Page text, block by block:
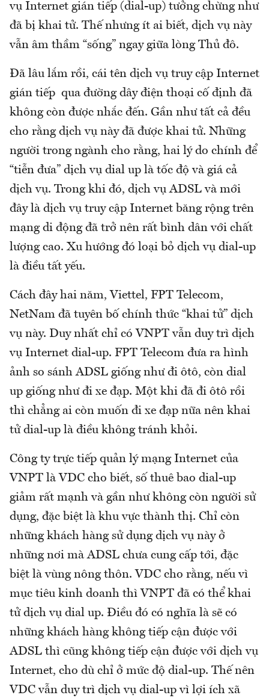
vụ Internet gián tiếp (dial-up) tưởng chừng như
đã bị khai tử. Thế nhưng ít ai biết, dịch vụ này
vẫn âm thầm “sống” ngay giữa lòng Thủ đô.
Đã lâu lắm rồi, cái tên dịch vụ truy cập Internet
gián tiếp qua đường dây điện thoại cố định đã
không còn được nhắc đến. Gần như tất cả đều
cho rằng dịch vụ này đã được khai tử. Những
người trong ngành cho rằng, hai lý do chính để
“tiễn đưa” dịch vụ dial up là tốc độ và giá cả
dịch vụ. Trong khi đó, dịch vụ ADSL và mới
đây là dịch vụ truy cập Internet băng rộng trên
mạng di động đã trở nên rất bình dân với chất
lượng cao. Xu hướng đó loại bỏ dịch vụ dial-up
là điều tất yếu.
Cách đây hai năm, Viettel, FPT Telecom,
NetNam đã tuyên bố chính thức “khai tử” dịch
vụ này. Duy nhất chỉ có VNPT vẫn duy trì dịch
vụ Internet dial-up. FPT Telecom đưa ra hình
ảnh so sánh ADSL giống như đi ôtô, còn dial
up giống như đi xe đạp. Một khi đã đi ôtô rồi
thì chẳng ai còn muốn đi xe đạp nữa nên khai
tử dial-up là điều không tránh khỏi.
Công ty trực tiếp quản lý mạng Internet của
VNPT là VDC cho biết, số thuê bao dial-up
giảm rất mạnh và gần như không còn người sử
dụng, đặc biệt là khu vực thành thị. Chỉ còn
những khách hàng sử dụng dịch vụ này ở
những nơi mà ADSL chưa cung cấp tới, đặc
biệt là vùng nông thôn. VDC cho rằng, nếu vì
mục tiêu kinh doanh thì VNPT đã có thể khai
tử dịch vụ dial up. Điều đó có nghĩa là sẽ có
những khách hàng không tiếp cận được với
ADSL thì cũng không tiếp cận được với dịch vụ
Internet, cho dù chỉ ở mức độ dial-up. Thế nên
VDC vẫn duy trì dịch vụ dial-up vì lợi ích xã